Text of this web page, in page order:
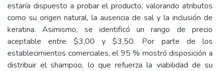
estaría dispuesto a probar el producto, valorando atributos
como su origen natural, la ausencia de sal y la inclusión de
keratina. Asimismo, se identificó un rango de precio
aceptable entre $3,00 y $3,50. Por parte de los
establecimientos comerciales, el 95 % mostró disposición a
distribuir el shampoo, lo que refuerza la viabilidad de su